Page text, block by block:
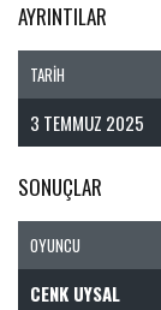
AYRINTILAR
TARIH
3 TEMMUZ 2025
SONUÇLAR
OYUNCU
CENK UYSAL